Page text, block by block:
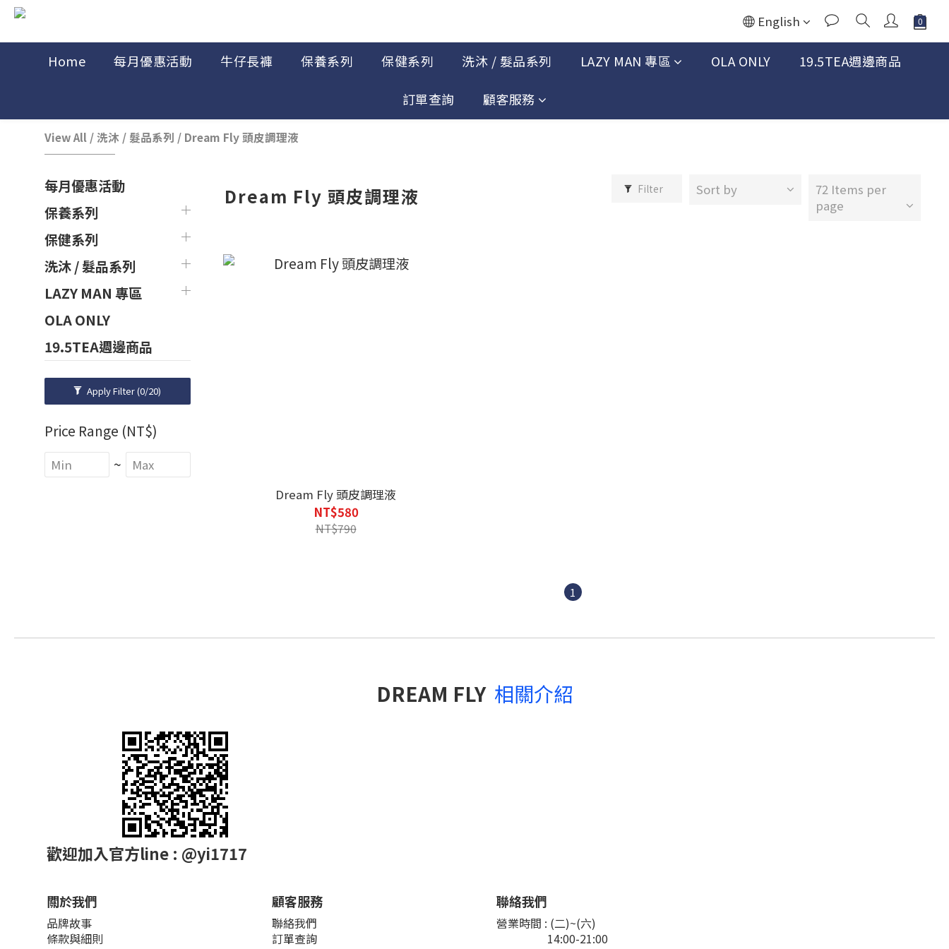
English
Home 每月優惠活動 牛仔長褲 保養系列 保健系列 洗沐 / 髮品系列 LAZY MAN 專區 OLA ONLY 19.5TEA週邊商品
訂單查詢 顧客服務
View All /洗沐 / 髮品系列 / Dream Fly 頭皮調理液
每月優惠活動
保養系列
保健系列
洗沐 / 髮品系列
LAZY MAN 專區
OLA ONLY
19.5TEA週邊商品
Apply Filter(0/20)
Price Range (NT$)
~
Dream Fly 頭皮調理液 Filter Sort by
72 Items per
page
Dream Fly 頭皮調理液
NT$580
NT$790
1
DREAM FLY 相關介紹
歡迎加入官方line : @yi1717
關於我們
品牌故事
條款與細則
顧客服務
聯絡我們
訂單查詢
聯絡我們
營業時間 : (二)~(六)
14:00-21:00